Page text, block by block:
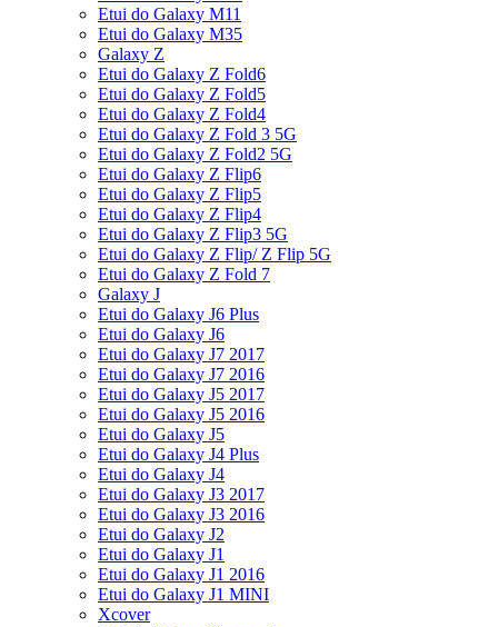
Etui do Galaxy M11
Etui do Galaxy M35
Galaxy Z
Etui do Galaxy Z Fold6
Etui do Galaxy Z Fold5
Etui do Galaxy Z Fold4
Etui do Galaxy Z Fold 3 5G
Etui do Galaxy Z Fold2 5G
Etui do Galaxy Z Flip6
Etui do Galaxy Z Flip5
Etui do Galaxy Z Flip4
Etui do Galaxy Z Flip3 5G
Etui do Galaxy Z Flip/ Z Flip 5G
Etui do Galaxy Z Fold 7
Galaxy J
Etui do Galaxy J6 Plus
Etui do Galaxy J6
Etui do Galaxy J7 2017
Etui do Galaxy J7 2016
Etui do Galaxy J5 2017
Etui do Galaxy J5 2016
Etui do Galaxy J5
Etui do Galaxy J4 Plus
Etui do Galaxy J4
Etui do Galaxy J3 2017
Etui do Galaxy J3 2016
Etui do Galaxy J2
Etui do Galaxy J1
Etui do Galaxy J1 2016
Etui do Galaxy J1 MINI
Xcover